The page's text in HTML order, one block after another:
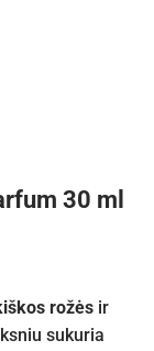
30 ml
rožės ir
sukuria